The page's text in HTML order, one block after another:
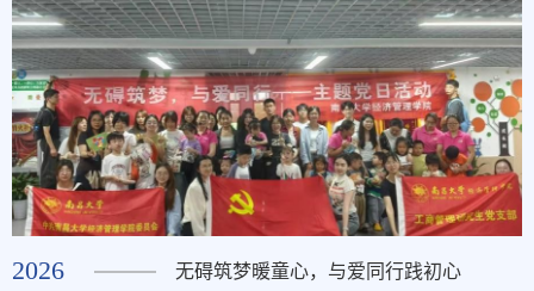
设要求，将红色文化教育与创意手工美育深度结
合，以沉浸式实践替代传统理论宣讲，是支部创新
思政育人的有益探索。活动前期，支部明确活动主
旨与流程，依托拼豆创作寓教于乐，以点点拼豆喻
百年征程，...
2026 无碍筑梦暖童心，与爱同行践初心